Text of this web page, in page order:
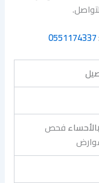
0551174337
فحص